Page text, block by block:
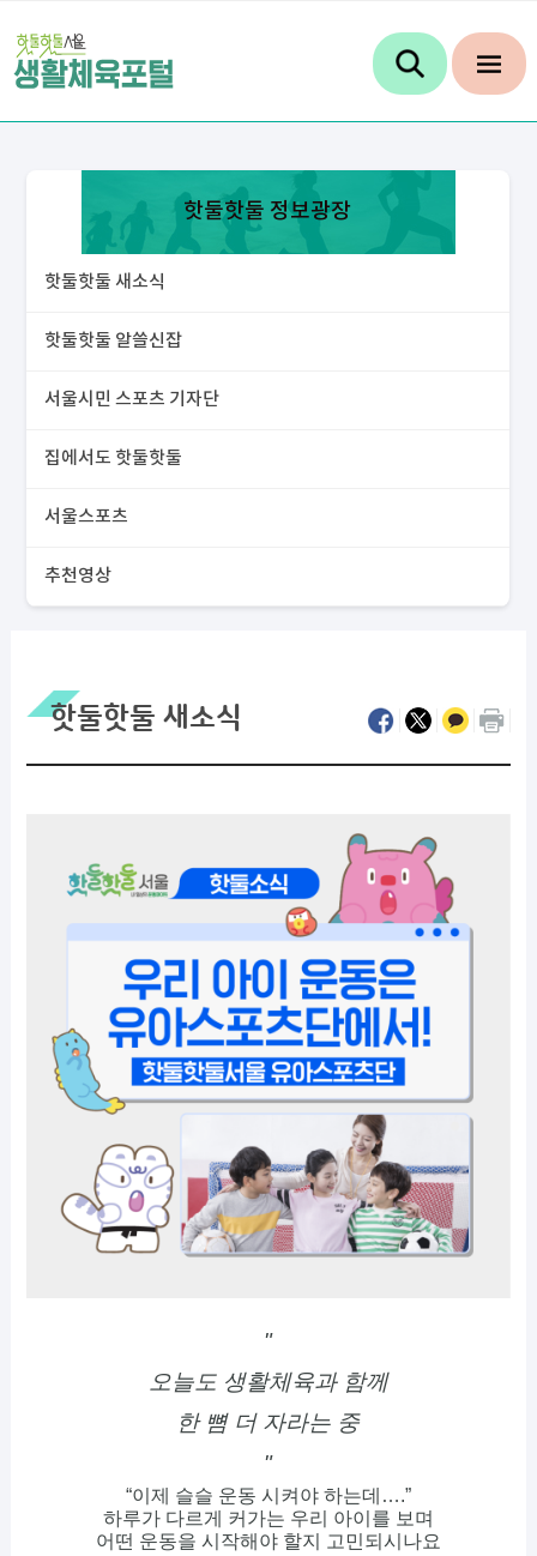
핫둘핫둘 정보광장
핫둘핫둘 새소식
핫둘핫둘 알쓸신잡
서울시민 스포츠 기자단
집에서도 핫둘핫둘
서울스포츠
추천영상
핫둘핫둘 새소식
"
오늘도 생활체육과 함께
한 뼘 더 자라는 중
"
“이제 슬슬 운동 시켜야 하는데….”
하루가 다르게 커가는 우리 아이를 보며
어떤 운동을 시작해야 할지 고민되시나요